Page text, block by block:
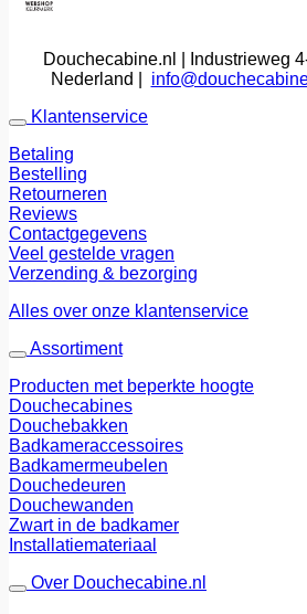
Douchecabine.nl | Industrieweg
Nederland |
Klantenservice
Betaling
Bestelling
Retourneren
Reviews
Contactgegevens
Veel gestelde vragen
Verzending & bezorging
Alles over onze klantenservice
Assortiment
Producten met beperkte hoogte
Douchecabines
Douchebakken
Badkameraccessoires
Badkamermeubelen
Douchedeuren
Douchewanden
Zwart in de badkamer
Installatiemateriaal
Over Douchecabine.nl